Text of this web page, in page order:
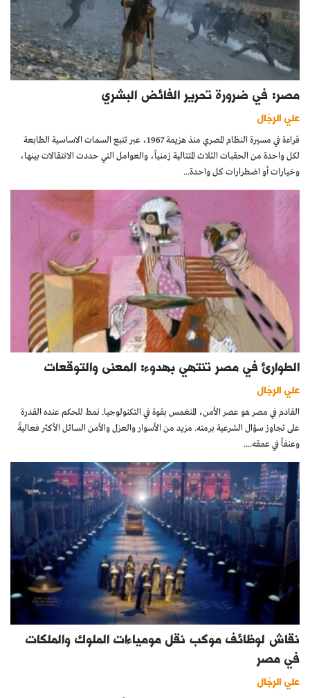
مصر: في ضرورة تحرير الفائض البشري
علي الرجّال
قراءة في مسيرة النظام المصري منذ هزيمة 1967، عبر تتبع السمات الاساسية الطابعة
لكل واحدة من الحقبات الثلاث المتتالية زمنياً، والعوامل التي حددت الانتقالات بينها،
وخيارات أو اضطرارات كل واحدة...
الطوارئ في مصر تنتهي بهدوء: المعنى والتوقعات
علي الرجّال
القادم في مصر هو عصر الأمن، المنغمس بقوة في التكنولوجيا. نمط للحكم عنده القدرة
على تجاوز سؤال الشرعية برمته. مزيد من الأسوار والعزل والأمن السائل الأكثر فعاليةً
وعنفاً في عمقه....
نقاش لوظائف موكب نقل مومياءات الملوك والملكات
في مصر
علي الرجّال